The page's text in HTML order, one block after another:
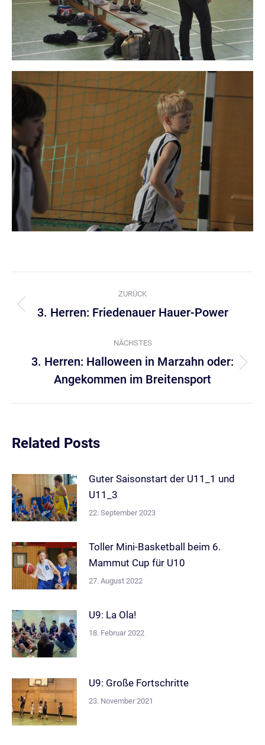
Kommentarnavigation
ZURÜCK
Vorheriger
3. Herren: Friedenauer Hauer-Power
NÄCHSTES
Nächster
Beitrag:
3. Herren: Halloween in Marzahn oder:
Angekommen im Breitensport
Related Posts
Guter Saisonstart der U11_1 und
U11_3
22. September 2023
Toller Mini-Basketball beim 6.
Mammut Cup für U10
27. August 2022
U9: La Ola!
18. Februar 2022
U9: Große Fortschritte
23. November 2021